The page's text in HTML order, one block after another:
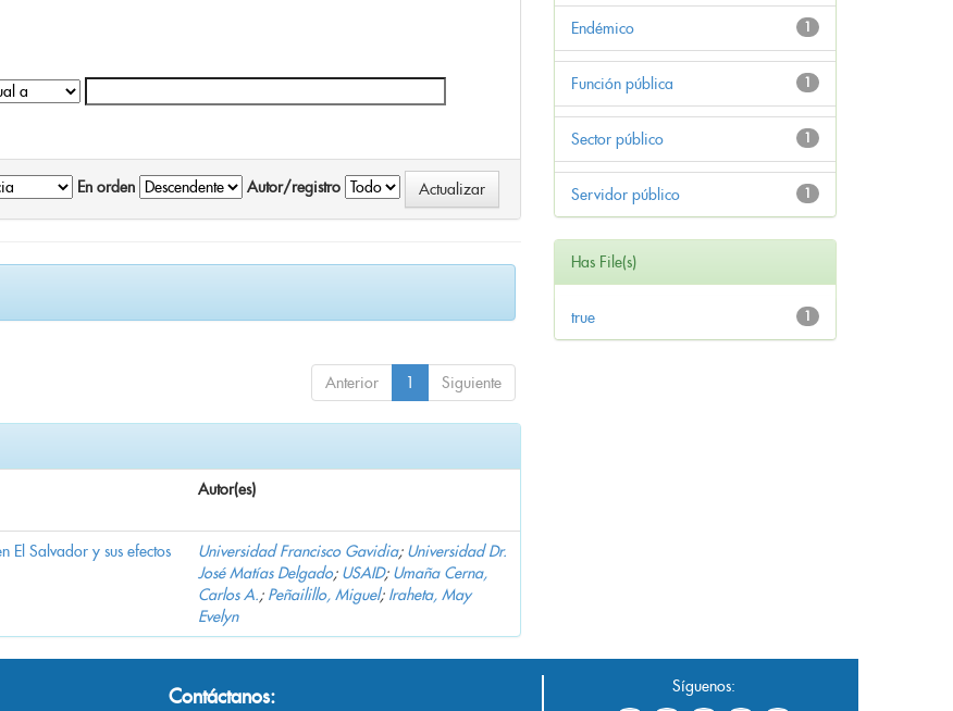
En orden Autor/registro
Anterior 1 Siguiente
Autor(es)
El Salvador y sus efectos
Universidad Francisco Gavidia; Universidad Dr.
José Matías Delgado; USAID; Umaña Cerna,
Carlos A.; Peñailillo, Miguel; Iraheta, May
Evelyn
1
Endémico
1
Función pública
1
Sector público
1
Servidor público
Has File(s)
1
true
Contáctanos: Síguenos: